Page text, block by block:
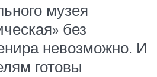
музея
без
невозможно. И
готовы